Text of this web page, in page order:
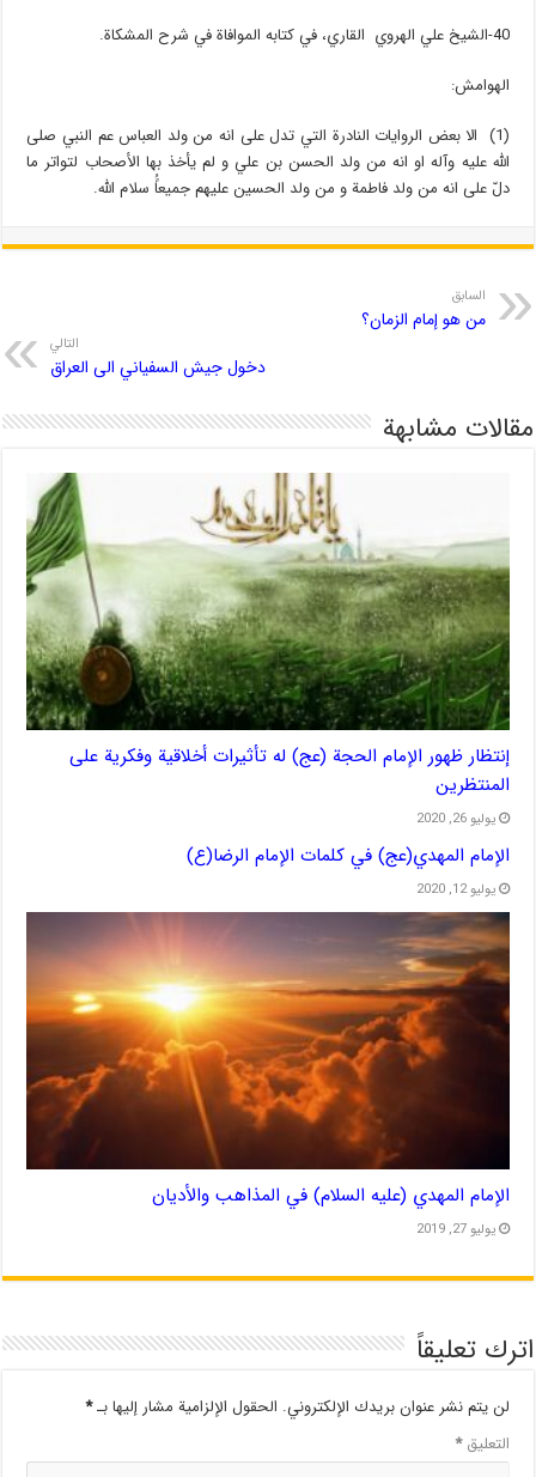
40-الشيخ علي الهروي القاري، في كتابه الموافاة في شرح المشكاة.
الهوامش:
(1) الا بعض الروايات النادرة التي تدل على انه من ولد العباس عم النبي صلى
الله عليه وآله او انه من ولد الحسن بن علي و لم يأخذ بها الأصحاب لتواتر ما
دلّ على انه من ولد فاطمة و من ولد الحسين عليهم جميعاًُ سلام الله.
السابق
من هو إمام الزمان؟
التالي
دخول جيش السفياني الى العراق
مقالات مشابهة
إنتظار ظهور الإمام الحجة (عج) له تأثیرات أخلاقیة وفکریة علی
المنتظرین
يوليو 26, 2020
الإمام المهدي(عج) في كلمات الإمام الرضا(ع)
يوليو 12, 2020
الإمام المهدي (عليه السلام) في المذاهب والأديان
يوليو 27, 2019
اترك تعليقاً
لن يتم نشر عنوان بريدك الإلكتروني. الحقول الإلزامية مشار إليها بـ*
التعليق*